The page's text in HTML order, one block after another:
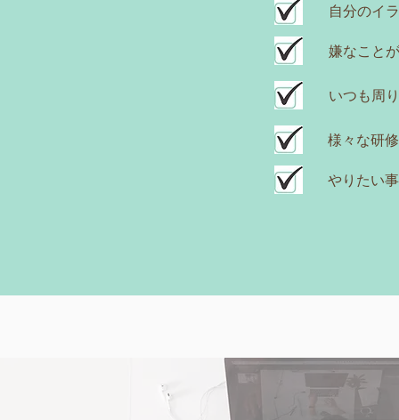
自分のイ
嫌なこと
いつも周
様々な研
やりたい